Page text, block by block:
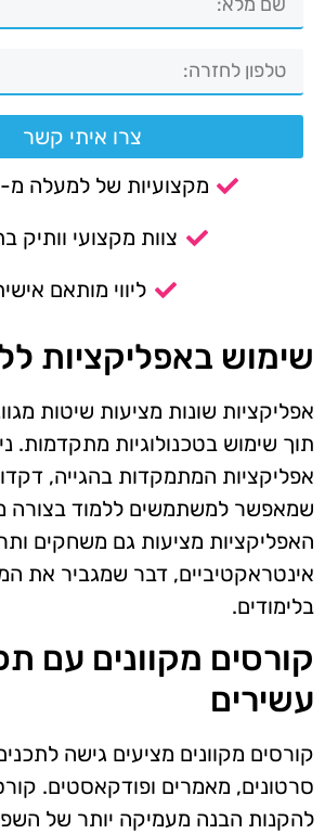
צרו איתי קשר
מקצועיות של למעלה מ- 14
צוות מקצועי וותיק
ליווי מותאם
שימוש באפליקציות
אפליקציות שונות מציעות שיטות
תוך שימוש בטכנולוגיות מתקדמות.
אפליקציות המתמקדות בהגייה,
שמאפשר למשתמשים ללמוד בצורה
האפליקציות מציעות גם משחקים
אינטראקטיביים, דבר שמגביר את
בלימודים.
קורסים מקוונים עם
עשירים
קורסים מקוונים מציעים גישה
סרטונים, מאמרים ופודקאסטים.
להקנות הבנה מעמיקה יותר של